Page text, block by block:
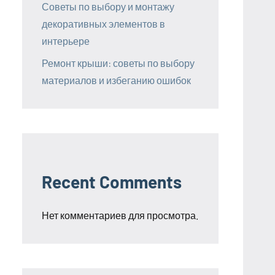
Советы по выбору и монтажу
декоративных элементов в
интерьере
Ремонт крыши: советы по выбору
материалов и избеганию ошибок
Recent Comments
Нет комментариев для просмотра.